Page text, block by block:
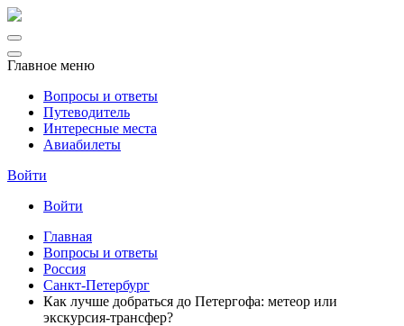
Главное меню
Вопросы и ответы
Путеводитель
Интересные места
Авиабилеты
Войти
Войти
Главная
Вопросы и ответы
Россия
Санкт-Петербург
Как лучше добраться до Петергофа: метеор или
экскурсия-трансфер?